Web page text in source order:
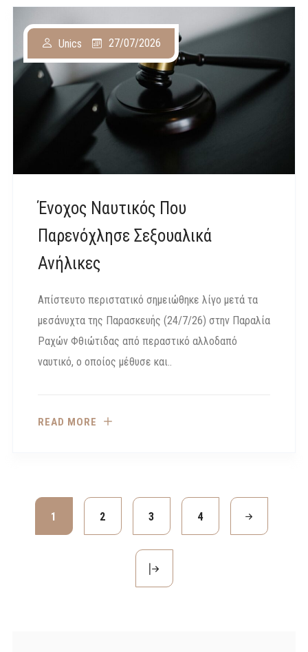
Ένοχος Ναυτικός Που
Παρενόχλησε Σεξουαλικά
Ανήλικες
Unics 27/07/2026
Απίστευτο περιστατικό σημειώθηκε λίγο μετά τα
μεσάνυχτα της Παρασκευής (24/7/26) στην Παραλία
Ραχών Φθιώτιδας από περαστικό αλλοδαπό
ναυτικό, ο οποίος μέθυσε και..
READ MORE
1 2 3 4